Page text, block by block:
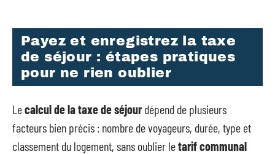
Payez et enregistrez la taxe
de séjour : étapes pratiques
pour ne rien oublier
Lecalcul de la taxe de séjourdépend de plusieurs
facteurs bien précis : nombre de voyageurs, durée, type et
classement du logement, sans oublier letarif communal